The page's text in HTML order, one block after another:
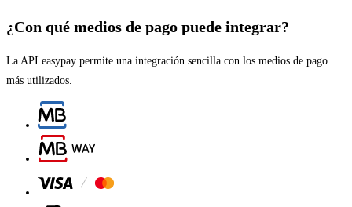
¿Con qué medios de pago puede integrar?
La API easypay permite una integración sencilla con los medios de pago
más utilizados.